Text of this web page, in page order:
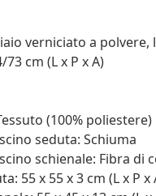
verniciato a
cm (L x P x A)
(100% poliestere)
seduta: Schiuma
schienale: Fibra di
55 x 55 x 3 cm (L x P x